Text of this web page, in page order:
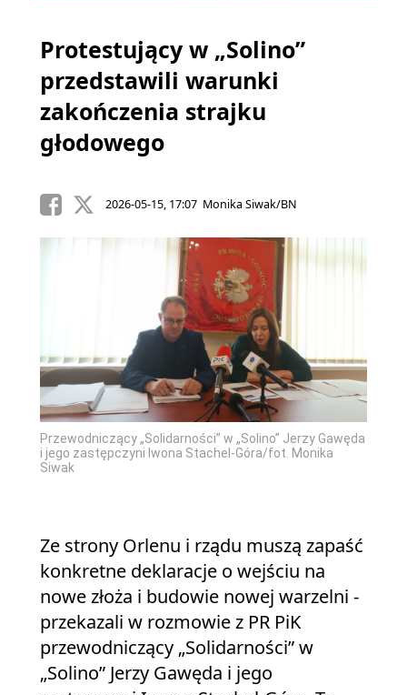
Protestujący w „Solino”
przedstawili warunki
zakończenia strajku
głodowego
2026-05-15, 17:07 Monika Siwak/BN
Przewodniczący „Solidarności” w „Solino” Jerzy Gawęda
i jego zastępczyni Iwona Stachel-Góra/fot. Monika
Siwak
Ze strony Orlenu i rządu muszą zapaść
konkretne deklaracje o wejściu na
nowe złoża i budowie nowej warzelni -
przekazali w rozmowie z PR PiK
przewodniczący „Solidarności” w
„Solino” Jerzy Gawęda i jego